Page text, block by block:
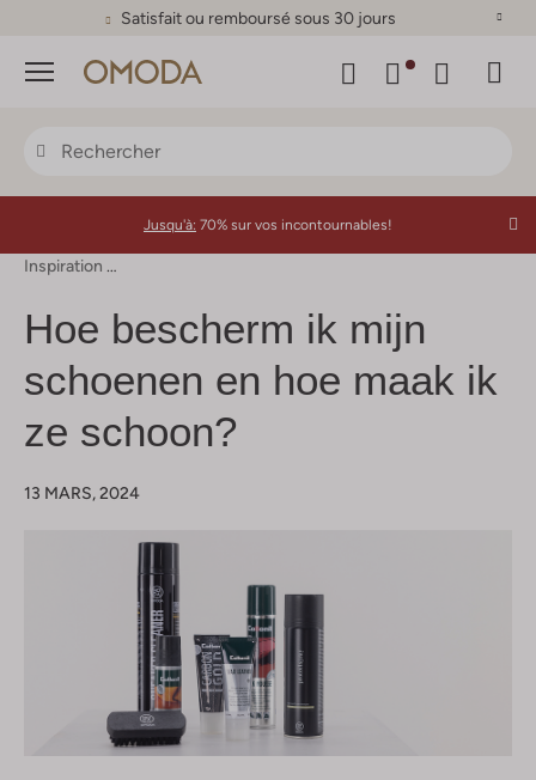
Satisfait ou remboursé sous 30 jours
Menu
Jusqu'à: 70% sur vos incontournables!
Inspiration
Hoe bescherm ik mijn
schoenen en hoe maak ik
ze schoon?
13 MARS, 2024